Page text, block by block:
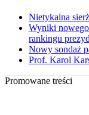
Nietykalna
Wyniki
rankingu
Nowy sondaż
Prof. Karol
Promowane treści